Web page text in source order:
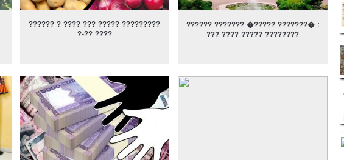
?????? ? ???? ??? ????? ?????????
?-?? ????
?????? ??????? �????? ???????� :
??? ???? ????? ????????